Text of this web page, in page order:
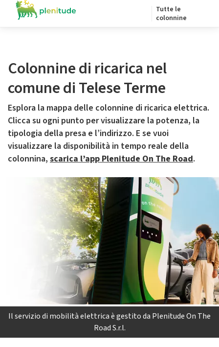
Tutte le
colonnine
Colonnine di ricarica nel
comune di Telese Terme
Esplora la mappa delle colonnine di ricarica elettrica.
Clicca su ogni punto per visualizzare la potenza, la
tipologia della presa e l’indirizzo. E se vuoi
visualizzare la disponibilità in tempo reale della
colonnina, scarica l’app Plenitude On The Road.
Il servizio di mobilità elettrica è gestito da Plenitude On The
Road S.r.l.